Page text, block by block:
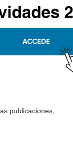
publicaciones,